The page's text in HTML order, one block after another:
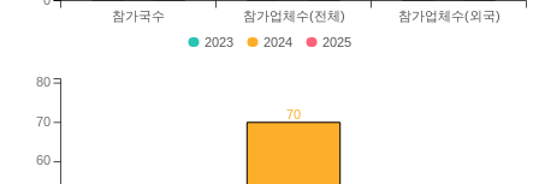
참가국수 참가업체수(전체) 참가업체수(외국)
2023 2024 2025
70
60
70
80